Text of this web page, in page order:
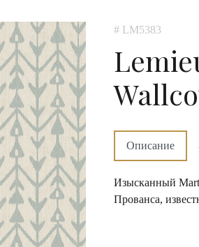
# LM5383
Описание
Изысканный
Прованса,